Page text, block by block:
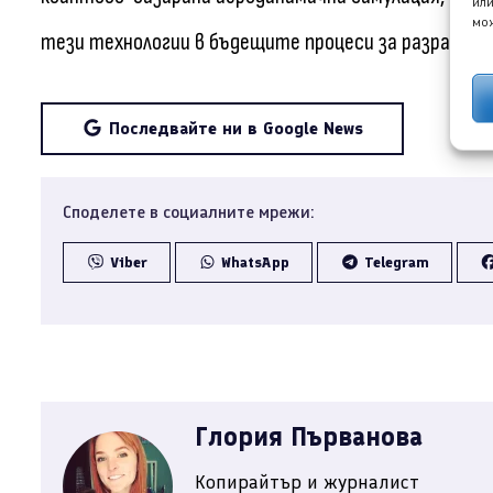
тези технологии в бъдещите процеси за
Последвайте ни в Google News
Споделете в социалните мрежи:
Viber WhatsApp Telegram
Глория Първанова
Копирайтър и журналист